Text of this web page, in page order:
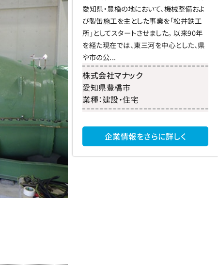
愛知県・豊橋の地において、機械整備およ
び製缶施工を主とした事業を「松井鉄工
所」としてスタートさせました。 以来90年
を経た現在では、東三河を中心とした、県
や市の公...
株式会社マナック
愛知県豊橋市
業種：建設・住宅
企業情報をさらに詳しく